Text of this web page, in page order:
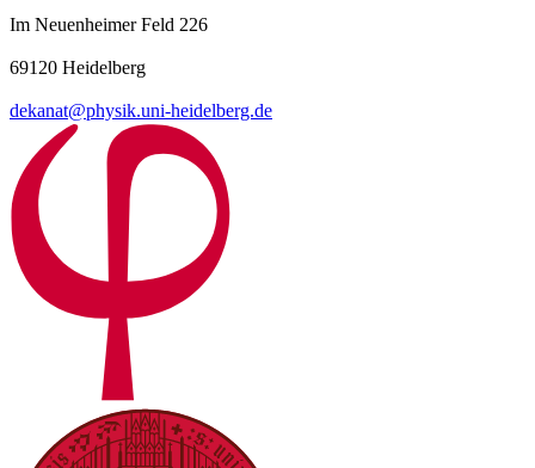
Im Neuenheimer Feld 226
69120 Heidelberg
dekanat@physik.uni-heidelberg.de